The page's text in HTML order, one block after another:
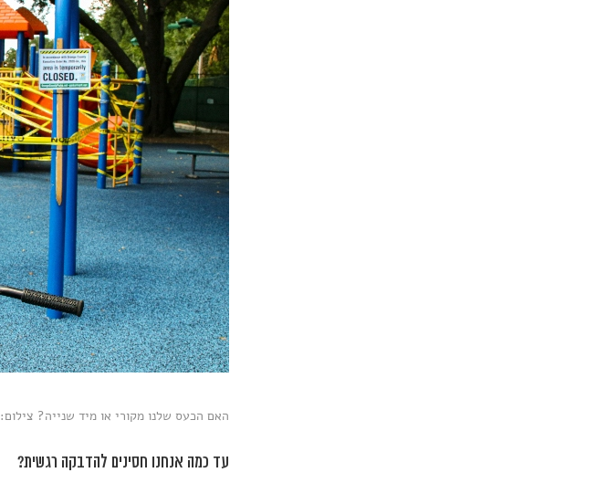
האם הכעס שלנו מקורי או מיד שנייה? צילום: Mick Haupt / Unsplash
עד כמה אנחנו חסינים להדבקה רגשית?